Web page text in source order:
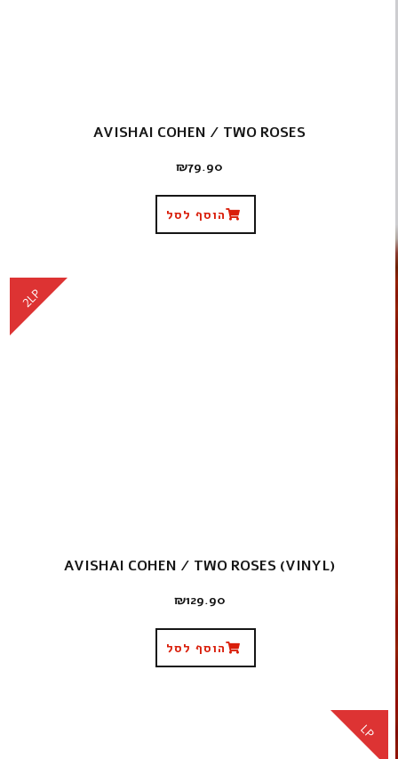
AVISHAI COHEN / TWO ROSES
₪79.90
הוסף לסל
2LP
AVISHAI COHEN / TWO ROSES (VINYL)
₪129.90
הוסף לסל
LP